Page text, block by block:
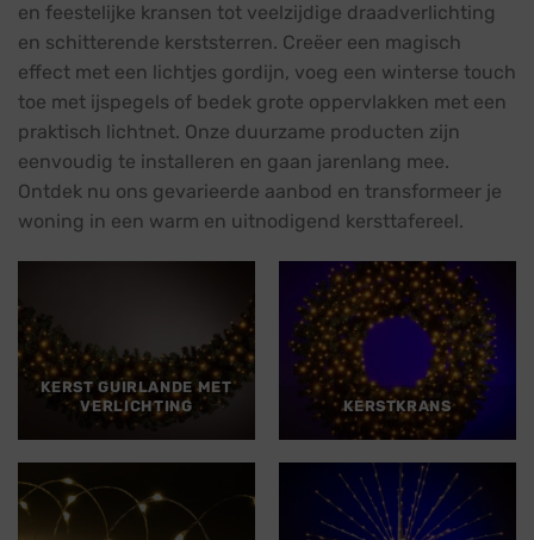
en feestelijke kransen tot veelzijdige draadverlichting
en schitterende kerststerren. Creëer een magisch
effect met een lichtjes gordijn, voeg een winterse touch
toe met ijspegels of bedek grote oppervlakken met een
praktisch lichtnet. Onze duurzame producten zijn
eenvoudig te installeren en gaan jarenlang mee.
Ontdek nu ons gevarieerde aanbod en transformeer je
woning in een warm en uitnodigend kersttafereel.
KERST GUIRLANDE MET
VERLICHTING
KERSTKRANS